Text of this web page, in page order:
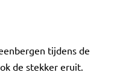
tijdens de
de stekker eruit.